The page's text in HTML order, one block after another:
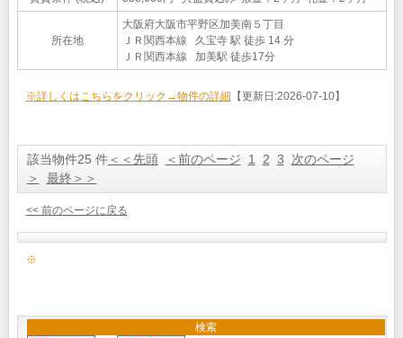
所在地
大阪府大阪市平野区加美南５丁目
ＪＲ関西本線 久宝寺 駅 徒歩 14 分
ＪＲ関西本線 加美駅 徒歩17分
※詳しくはこちらをクリック→物件の詳細 【更新日:2026-07-10】
該当物件25 件＜＜先頭 ＜前のページ 1 2 3
次のページ
＞
最終＞＞
<< 前のページに戻る
※
検索